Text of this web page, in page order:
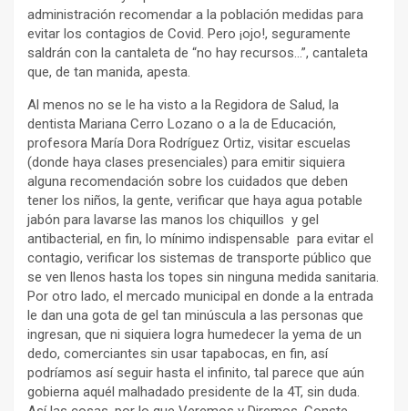
administración recomendar a la población medidas para
evitar los contagios de Covid. Pero ¡ojo!, seguramente
saldrán con la cantaleta de “no hay recursos…”, cantaleta
que, de tan manida, apesta.
Al menos no se le ha visto a la Regidora de Salud, la
dentista Mariana Cerro Lozano o a la de Educación,
profesora María Dora Rodríguez Ortiz, visitar escuelas
(donde haya clases presenciales) para emitir siquiera
alguna recomendación sobre los cuidados que deben
tener los niños, la gente, verificar que haya agua potable
jabón para lavarse las manos los chiquillos y gel
antibacterial, en fin, lo mínimo indispensable para evitar el
contagio, verificar los sistemas de transporte público que
se ven llenos hasta los topes sin ninguna medida sanitaria.
Por otro lado, el mercado municipal en donde a la entrada
le dan una gota de gel tan minúscula a las personas que
ingresan, que ni siquiera logra humedecer la yema de un
dedo, comerciantes sin usar tapabocas, en fin, así
podríamos así seguir hasta el infinito, tal parece que aún
gobierna aquél malhadado presidente de la 4T, sin duda.